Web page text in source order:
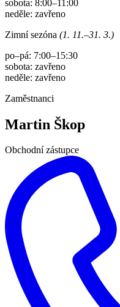
sobota: 8:00–11:00
neděle: zavřeno
Zimní sezóna (1. 11.–31. 3.)
po–pá: 7:00–15:30
sobota: zavřeno
neděle: zavřeno
Zaměstnanci
Martin Škop
Obchodní zástupce